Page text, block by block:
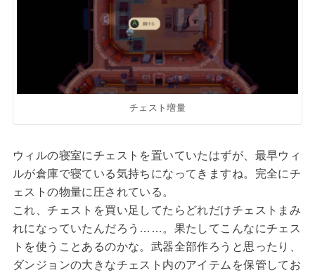
チェスト増量
ウィルの寝室にチェストを置いていたはずが、最早ウィ
ルが倉庫で寝ている気持ちになってきますね。完全にチ
ェストの物量に圧されている。
これ、チェストを買い足してたらどれだけチェストまみ
れになっていたんだろう……。果たしてこんなにチェス
トを使うことあるのかな。武器全部作ろうと思ったり、
ダンジョンの大きなチェスト内のアイテムを保管してお